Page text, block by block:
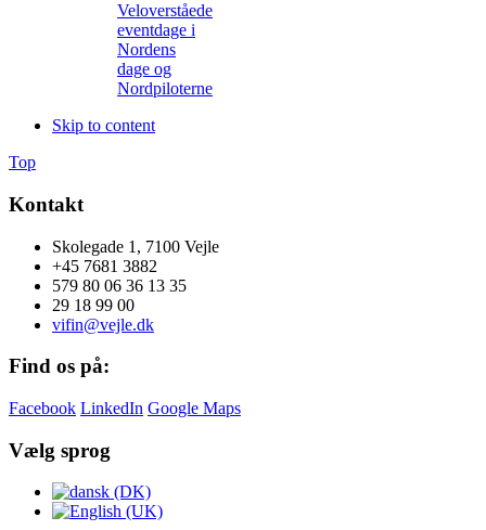
Veloverståede
eventdage i
Nordens
dage og
Nordpiloterne
Skip to content
Top
Kontakt
Skolegade 1, 7100 Vejle
+45 7681 3882
579 80 06 36 13 35
29 18 99 00
vifin@vejle.dk
Find os på:
Facebook LinkedIn Google Maps
Vælg sprog